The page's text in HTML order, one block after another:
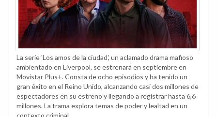
La serie 'Los amos de la ciudad', un aclamado drama mafioso
ambientado en Liverpool, se estrenará en septiembre en
Movistar Plus+. Consta de ocho episodios y ha tenido un
gran éxito en el Reino Unido, alcanzando casi dos millones de
espectadores en su estreno y llegando a registrar hasta 6,6
millones. La trama explora temas de poder y lealtad en un
contexto criminal.